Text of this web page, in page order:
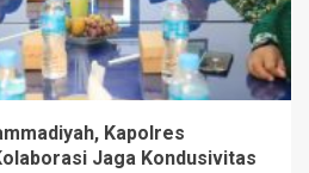
Kapolres
Jaga Kondusivitas